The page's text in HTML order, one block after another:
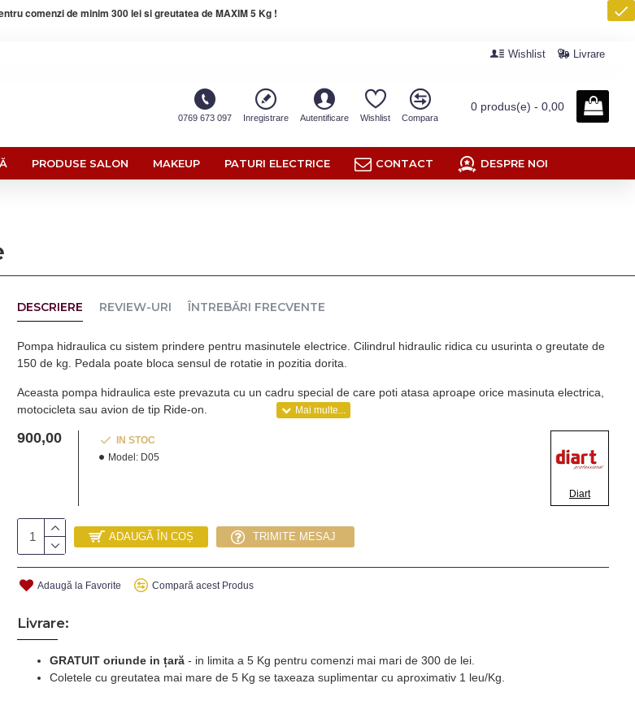
comenzi de minim 300 lei si greutatea de MAXIM 5 Kg !
Wishlist Livrare
0769 673 097 Inregistrare Autentificare Wishlist Compara
0 produs(e) - 0,00
PRODUSE SALON MAKEUP PATURI ELECTRICE CONTACT DESPRE NOI
DESCRIERE REVIEW-URI ÎNTREBĂRI FRECVENTE
Pompa hidraulica cu sistem prindere pentru masinutele electrice. Cilindrul hidraulic ridica cu usurinta o greutate de
150 de kg. Pedala poate bloca sensul de rotatie in pozitia dorita.
Aceasta pompa hidraulica este prevazuta cu un cadru special de care poti atasa aproape orice masinuta electrica,
motocicleta sau avion de tip Ride-on.
900,00
IN STOC
Model: D05
Diart
ADAUGĂ ÎN COȘ TRIMITE MESAJ
Adaugă la Favorite Compară acest Produs
Livrare:
GRATUIT oriunde in țară - in limita a 5 Kg pentru comenzi mai mari de 300 de lei.
Coletele cu greutatea mai mare de 5 Kg se taxeaza suplimentar cu aproximativ 1 leu/Kg.